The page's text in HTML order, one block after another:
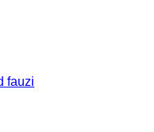
fauzi